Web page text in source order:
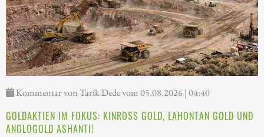
Kommentar von Tarik Dede vom 05.08.2026 | 04:40
GOLDAKTIEN IM FOKUS: KINROSS GOLD, LAHONTAN GOLD UND
ANGLOGOLD ASHANTI!